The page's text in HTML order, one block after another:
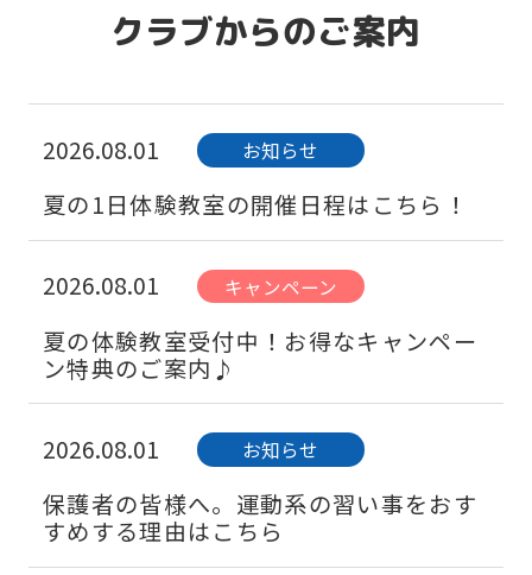
クラブからのご案内
2026.08.01 お知らせ
夏の1日体験教室の開催日程はこちら！
2026.08.01 キャンペーン
夏の体験教室受付中！お得なキャンペー
ン特典のご案内♪
2026.08.01 お知らせ
保護者の皆様へ。運動系の習い事をおす
すめする理由はこちら